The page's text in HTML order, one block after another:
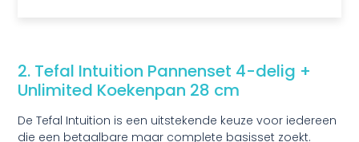
2. Tefal Intuition Pannenset 4-delig +
Unlimited Koekenpan 28 cm
DeTefal Intuition is een uitstekende keuze voor iedereen
die een betaalbare maar complete basisset zoekt.